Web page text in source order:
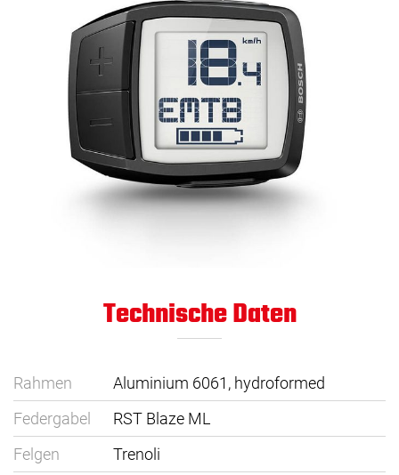
Technische Daten
Rahmen
Aluminium 6061, hydroformed
Federgabel
RST Blaze ML
Felgen
Trenoli